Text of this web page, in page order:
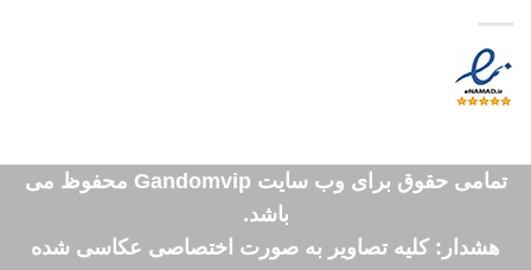
تمامی حقوق برای وب سایت Gandomvip محفوظ می
باشد.
هشدار: کلیه تصاویر به صورت اختصاصی عکاسی شده